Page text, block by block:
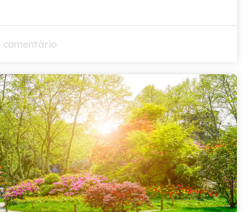
comentário